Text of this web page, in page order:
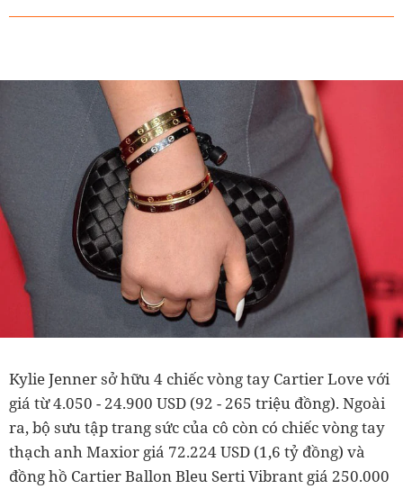
Kylie Jenner sở hữu 4 chiếc vòng tay Cartier Love với
giá từ 4.050 - 24.900 USD (92 - 265 triệu đồng). Ngoài
ra, bộ sưu tập trang sức của cô còn có chiếc vòng tay
thạch anh Maxior giá 72.224 USD (1,6 tỷ đồng) và
đồng hồ Cartier Ballon Bleu Serti Vibrant giá 250.000